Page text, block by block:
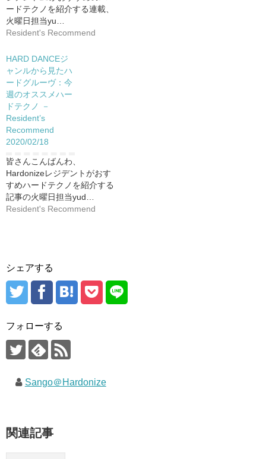
ードテクノを紹介する連載、
火曜日担当yu…
Resident's Recommend
HARD DANCEジ
ャンルから見たハ
ードグルーヴ：今
週のオススメハー
ドテクノ －
Resident’s
Recommend
2020/02/18
皆さんこんばんわ、
Hardonizeレジデントがおす
すめハードテクノを紹介する
記事の火曜日担当yud…
Resident's Recommend
シェアする
フォローする
Sango＠Hardonize
関連記事